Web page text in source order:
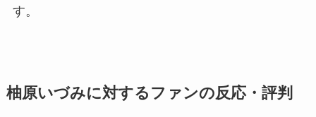
す。
柚原いづみに対するファンの反応・評判